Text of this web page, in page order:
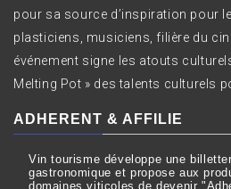
pour sa source d’inspiration pour
plasticiens, musiciens, filière du
événement signe les atouts
Melting Pot » des talents culturels
ADHERENT & AFFILIE
Vin tourisme développe une
gastronomique et propose aux
domaines viticoles de devenir